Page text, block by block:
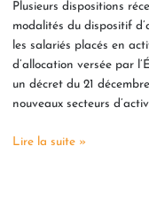
Plusieurs dispositions
modalités du dispositif
les salariés placés en
d’allocation versée par
un décret du 21
nouveaux secteurs
Lire la suite »